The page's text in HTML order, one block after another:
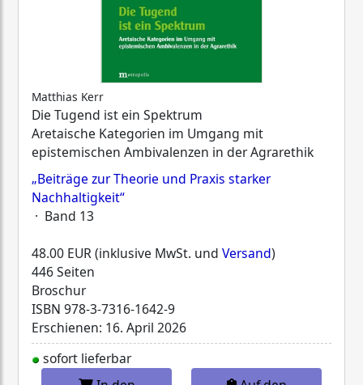
Matthias Kerr
Die Tugend ist ein Spektrum
Aretaische Kategorien im Umgang mit
epistemischen Ambivalenzen in der Agrarethik
„Beiträge zur Theorie und Praxis starker
Nachhaltigkeit“
· Band 13
48.00 EUR (inklusive MwSt. und Versand)
446 Seiten
Broschur
ISBN 978-3-7316-1642-9
Erschienen: 16. April 2026
sofort lieferbar